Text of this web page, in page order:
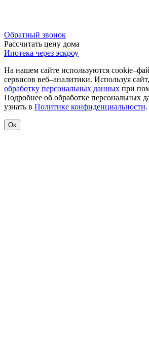
Обратный звонок
Рассчитать цену дома
Ипотека через эскроу
На нашем сайте используются
сервисов веб–аналитики. Используя
обработку персональных данных при
Подробнее об обработке персональных
узнать в Политике конфиденциальности.
Ок